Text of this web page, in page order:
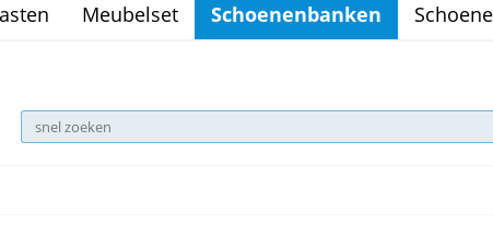
Meubelset Schoenenbanken